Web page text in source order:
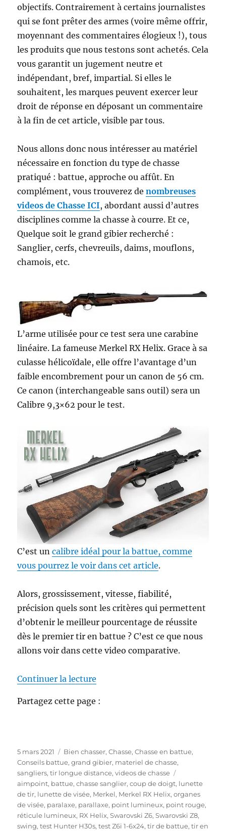
objectifs. Contrairement à certains journalistes
qui se font prêter des armes (voire même offrir,
moyennant des commentaires élogieux !), tous
les produits que nous testons sont achetés. Cela
vous garantit un jugement neutre et
indépendant, bref, impartial. Si elles le
souhaitent, les marques peuvent exercer leur
droit de réponse en déposant un commentaire
à la fin de cet article, visible par tous.
Nous allons donc nous intéresser au matériel
nécessaire en fonction du type de chasse
pratiqué : battue, approche ou affût. En
complément, vous trouverez denombreuses
videos de Chasse ICI, abordant aussi d’autres
disciplines comme la chasse à courre. Et ce,
Quelque soit le grand gibier recherché :
Sanglier, cerfs, chevreuils, daims, mouflons,
chamois, etc.
L’arme utilisée pour ce test sera une carabine
linéaire. La fameuse Merkel RX Helix. Grace à sa
culasse hélicoïdale, elle offre l’avantage d’un
faible encombrement pour un canon de 56 cm.
Ce canon (interchangeable sans outil) sera un
Calibre 9,3×62 pour le test.
C’est uncalibre idéal pour la battue, comme
vous pourrez le voir dans cet article.
Alors, grossissement, vitesse, fiabilité,
précision quels sont les critères qui permettent
d’obtenir le meilleur pourcentage de réussite
dès le premier tir en battue ? C’est ce que nous
allons voir dans cette video comparative.
Continuer la lecture
Partagez cette page :
P
u
b
l
i
é
l
e
5 mars 2021
C
a
t
é
g
o
r
i
Bien chasser,Chasse,Chasse en battue,
Conseils battue,grand gibier, materiel de chasse,
sangliers,tir longue distance,videos de chasse
t
i
q
u
e
aimpoint, battue,chasse sanglier,coup de doigt, lunette
de tir, lunette de visée, Merkel, Merkel RX Helix,organes
de visée, paralaxe, parallaxe, point lumineux, point rouge,
réticule lumineux, RX Helix,Swarovski Z6,Swarovski Z8,
swing,test Hunter H30s,test Z6i 1-6x24,tir de battue,tir en